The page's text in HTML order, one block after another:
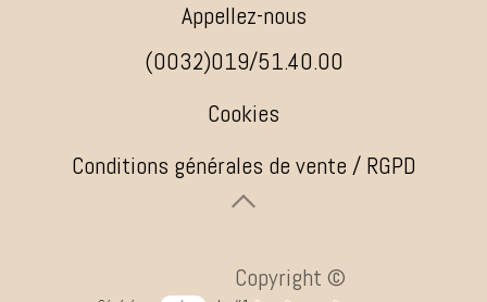
Appellez-nous
(0032)019/51.40.00
Cookies
Conditions générales de vente / RGPD
​ ​Copyright ©